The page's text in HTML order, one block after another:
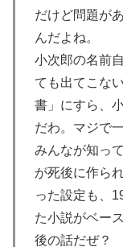
▶ 日本で婚活す
い」【タイ人
▶ 外国人「お前
知ってる？」
▶ 海外「これが
英国に海外が
【海外の反応
ったの？「45
決定的に！メ
だけど問題が
んだよね。
小次郎の名前
ても出てこな
書」にすら、
だわ。マジで一
みんなが知っ
が死後に作ら
った設定も、
た小説がベー
後の話だぜ？